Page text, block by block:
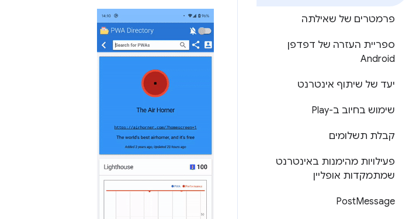
פרמטרים של שאילתה
ספריית העזרה של דפדפן
Android
יעד של שיתוף אינטרנט
שימוש בחיוב ב-Play
קבלת תשלומים
פעילויות מהימנות באינטרנט
שמתמקדות אופליין
PostMessage